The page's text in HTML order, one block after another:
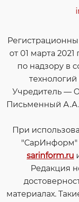
от 01 марта
по надзору в
Учредитель —
Письменный
При
"СарИнформ"
sarinform.ru
Редакция
материалах.